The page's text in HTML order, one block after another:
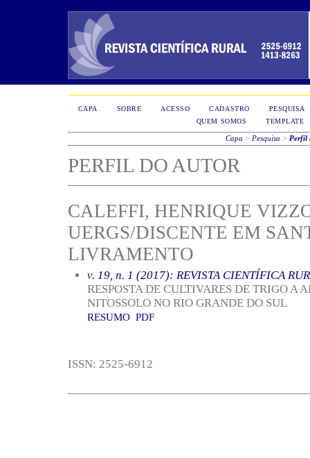
CAPA SOBRE ACESSO CADASTRO
PESQUISA
QUEM SOMOS
TEMPLATE
Capa > Pesquisa > Perfil
PERFIL DO AUTOR
CALEFFI, HENRIQUE
UERGS/DISCENTE EM
LIVRAMENTO
v. 19, n. 1 (2017): REVISTA CIENTÍFICA
RESPOSTA DE CULTIVARES DE TRIGO A
NITOSSOLO NO RIO GRANDE DO SUL
RESUMO PDF
ISSN: 2525-6912